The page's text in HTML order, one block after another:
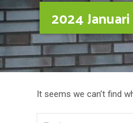
2024 Januari
It seems we can’t find